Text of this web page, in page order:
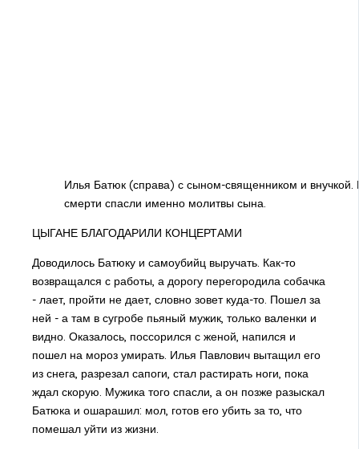
Илья Батюк (справа) с сыном-священником и внучкой.
смерти спасли именно молитвы сына.
ЦЫГАНЕ БЛАГОДАРИЛИ КОНЦЕРТАМИ
Доводилось Батюку и самоубийц выручать. Как-то
возвращался с работы, а дорогу перегородила собачка
- лает, пройти не дает, словно зовет куда-то. Пошел за
ней - а там в сугробе пьяный мужик, только валенки и
видно. Оказалось, поссорился с женой, напился и
пошел на мороз умирать. Илья Павлович вытащил его
из снега, разрезал сапоги, стал растирать ноги, пока
ждал скорую. Мужика того спасли, а он позже разыскал
Батюка и ошарашил: мол, готов его убить за то, что
помешал уйти из жизни.